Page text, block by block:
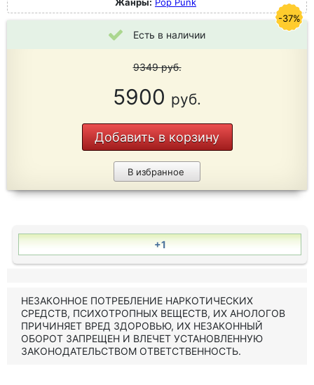
Есть в наличии
9349руб.
5900 руб.
Добавить в корзину
В избранное
-37%
+1
НЕЗАКОННОЕ ПОТРЕБЛЕНИЕ НАРКОТИЧЕСКИХ
СРЕДСТВ, ПСИХОТРОПНЫХ ВЕЩЕСТВ, ИХ АНОЛОГОВ
ПРИЧИНЯЕТ ВРЕД ЗДОРОВЬЮ, ИХ НЕЗАКОННЫЙ
ОБОРОТ ЗАПРЕЩЕН И ВЛЕЧЕТ УСТАНОВЛЕННУЮ
ЗАКОНОДАТЕЛЬСТВОМ ОТВЕТСТВЕННОСТЬ.